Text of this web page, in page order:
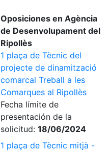
Oposiciones en Agència
de Desenvolupament del
Ripollès
1 plaça de Tècnic del
projecte de dinamització
comarcal Treball a les
Comarques al Ripollès
Fecha límite de
presentación de la
solicitud: 18/06/2024
1 plaça de Tècnic mitjà -